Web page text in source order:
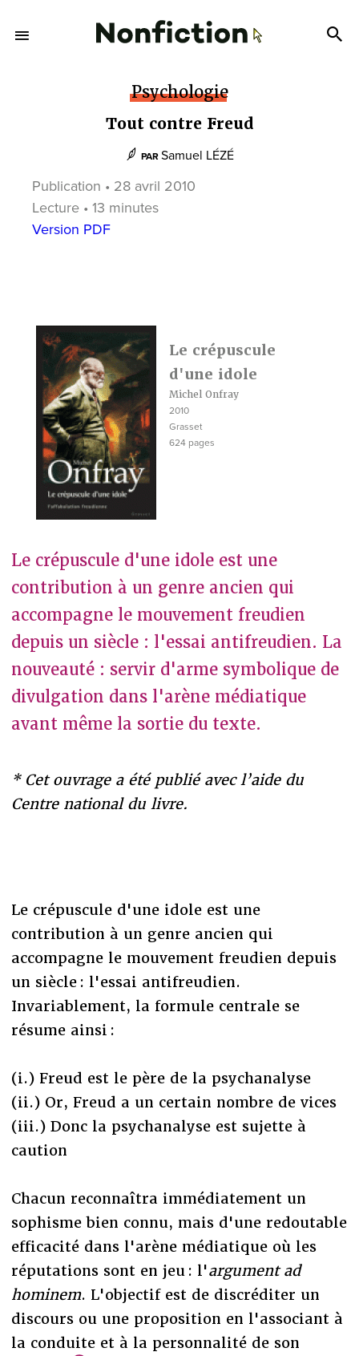
Psychologie
Tout contre Freud
PAR Samuel LÉZÉ
Publication • 28 avril 2010
Lecture • 13 minutes
Version PDF
Le crépuscule
d'une idole
Michel Onfray
2010
Grasset
624 pages
Le crépuscule d'une idole est une
contribution à un genre ancien qui
accompagne le mouvement freudien
depuis un siècle : l'essai antifreudien. La
nouveauté : servir d'arme symbolique de
divulgation dans l'arène médiatique
avant même la sortie du texte.
* Cet ouvrage a été publié avec l’aide du
Centre national du livre.
Le crépuscule d'une idole est une
contribution à un genre ancien qui
accompagne le mouvement freudien depuis
un siècle : l'essai antifreudien.
Invariablement, la formule centrale se
résume ainsi :
(i.) Freud est le père de la psychanalyse
(ii.) Or, Freud a un certain nombre de vices
(iii.) Donc la psychanalyse est sujette à
caution
Chacun reconnaîtra immédiatement un
sophisme bien connu, mais d'une redoutable
efficacité dans l'arène médiatique où les
réputations sont en jeu : l'argument ad
hominem. L'objectif est de discréditer un
discours ou une proposition en l'associant à
la conduite et à la personnalité de son